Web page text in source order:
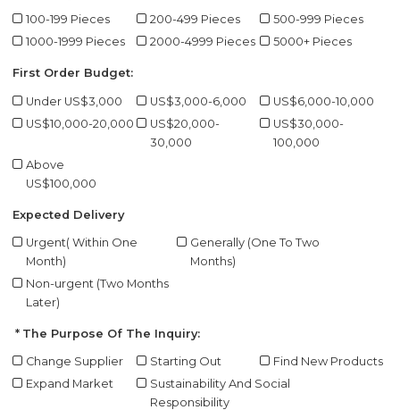
100-199 Pieces 200-499 Pieces
500-999 Pieces
1000-1999 Pieces
2000-4999 Pieces 5000+ Pieces
First Order Budget:
Under US$3,000 US$3,000-6,000
US$6,000-10,000
US$10,000-20,000
US$20,000-
30,000
US$30,000-
100,000
Above
US$100,000
Expected Delivery
Urgent( Within One
Month)
Generally (One To Two
Months)
Non-urgent (Two Months
Later)
The Purpose Of The Inquiry:
Change Supplier Starting Out
Find New Products
Expand Market
Sustainability And Social
Responsibility